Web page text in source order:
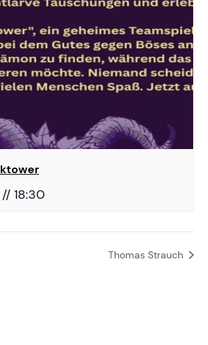
18:30
Thomas Strauch